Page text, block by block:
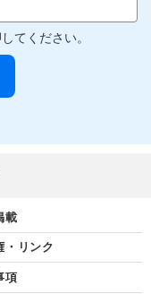
てください。
載
・リンク
項